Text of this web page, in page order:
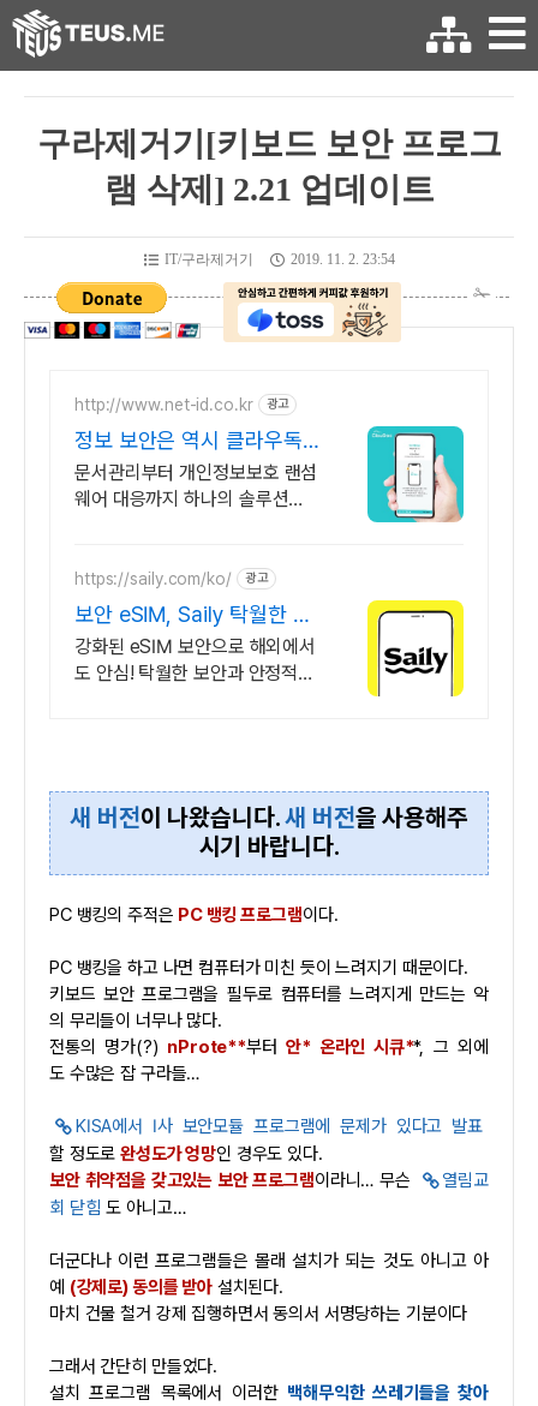
구라제거기[키보드 보안 프로그
램 삭제] 2.21 업데이트
IT/구라제거기 2019. 11. 2. 23:54
http://www.net-id.co.kr 광고
정보 보안은 역시 클라우독
문서중앙화 솔루션
문서관리부터 개인정보보호 랜섬
웨어 대응까지 하나의 솔루션으
https://saily.com/ko/ 광고
보안 eSIM, Saily 탁월한 보
안, 안정적인 연결
강화된 eSIM 보안으로 해외에서
도 안심! 탁월한 보안과 안정적인
새 버전이 나왔습니다.새 버전을 사용해주
시기 바랍니다.
PC 뱅킹의 주적은 PC 뱅킹 프로그램이다.
PC 뱅킹을 하고 나면 컴퓨터가 미친 듯이 느려지기 때문이다.
키보드 보안 프로그램을 필두로 컴퓨터를 느려지게 만드는 악
의 무리들이 너무나 많다.
전통의 명가(?) nProte**부터안* 온라인 시큐**, 그 외에
도 수많은 잡 구라들…
KISA에서 I사 보안모듈 프로그램에 문제가 있다고 발표
할 정도로완성도가 엉망인 경우도 있다.
보안 취약점을 갖고있는 보안 프로그램이라니… 무슨
열림교
회 닫힘 도 아니고…
더군다나 이런 프로그램들은 몰래 설치가 되는 것도 아니고 아
예 (강제로) 동의를 받아설치된다.
마치 건물 철거 강제 집행하면서 동의서 서명당하는 기분이다
그래서 간단히 만들었다.
설치 프로그램 목록에서 이러한 백해무익한 쓰레기들을 찾아